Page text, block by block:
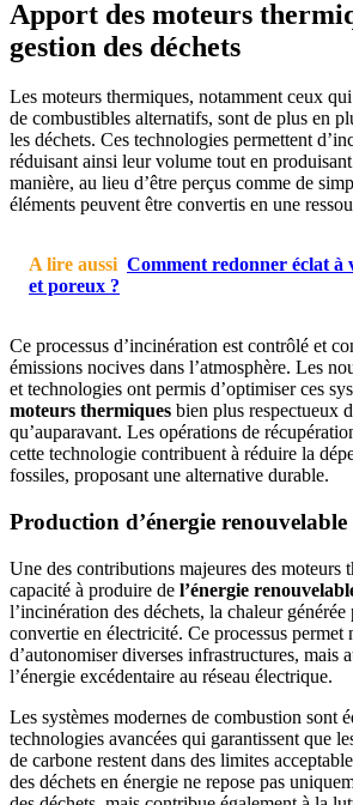
Apport des moteurs
gestion des déchets
Les moteurs thermiques, notamment ceux
de combustibles alternatifs, sont de plus en
les déchets. Ces technologies permettent
réduisant ainsi leur volume tout en produisant
manière, au lieu d’être perçus comme de
éléments peuvent être convertis en une
A lire aussi Comment redonner éclat à
et poreux ?
Ce processus d’incinération est contrôlé et
émissions nocives dans l’atmosphère. Les
et technologies ont permis d’optimiser ces
moteurs thermiques bien plus respectueux
qu’auparavant. Les opérations de
cette technologie contribuent à réduire la
fossiles, proposant une alternative durable.
Production d’énergie renouvelable
Une des contributions majeures des moteurs
capacité à produire de l’énergie
l’incinération des déchets, la chaleur générée
convertie en électricité. Ce processus permet
d’autonomiser diverses infrastructures, mais
l’énergie excédentaire au réseau électrique.
Les systèmes modernes de combustion sont
technologies avancées qui garantissent que
de carbone restent dans des limites
des déchets en énergie ne repose pas